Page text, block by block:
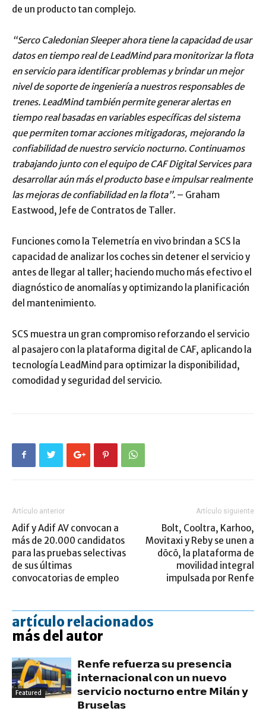
de un producto tan complejo.
“Serco Caledonian Sleeper ahora tiene la capacidad de usar
datos en tiempo real de LeadMind para monitorizar la flota
en servicio para identificar problemas y brindar un mejor
nivel de soporte de ingeniería a nuestros responsables de
trenes. LeadMind también permite generar alertas en
tiempo real basadas en variables específicas del sistema
que permiten tomar acciones mitigadoras, mejorando la
confiabilidad de nuestro servicio nocturno. Continuamos
trabajando junto con el equipo de CAF Digital Services para
desarrollar aún más el producto base e impulsar realmente
las mejoras de confiabilidad en la flota”. – Graham
Eastwood, Jefe de Contratos de Taller.
Funciones como la Telemetría en vivo brindan a SCS la
capacidad de analizar los coches sin detener el servicio y
antes de llegar al taller; haciendo mucho más efectivo el
diagnóstico de anomalías y optimizando la planificación
del mantenimiento.
SCS muestra un gran compromiso reforzando el servicio
al pasajero con la plataforma digital de CAF, aplicando la
tecnología LeadMind para optimizar la disponibilidad,
comodidad y seguridad del servicio.
Artículo anterior
Adif y Adif AV convocan a
más de 20.000 candidatos
para las pruebas selectivas
de sus últimas
convocatorias de empleo
Artículo siguiente
Bolt, Cooltra, Karhoo,
Movitaxi y Reby se unen a
dōcō, la plataforma de
movilidad integral
impulsada por Renfe
artículo relacionados
más del autor
Featured
𝗥𝗲𝗻𝗳𝗲 𝗿𝗲𝗳𝘂𝗲𝗿𝘇𝗮 𝘀𝘂 𝗽𝗿𝗲𝘀𝗲𝗻𝗰𝗶𝗮
𝗶𝗻𝘁𝗲𝗿𝗻𝗮𝗰𝗶𝗼𝗻𝗮𝗹 𝗰𝗼𝗻 𝘂𝗻 𝗻𝘂𝗲𝘃𝗼
𝘀𝗲𝗿𝘃𝗶𝗰𝗶𝗼 𝗻𝗼𝗰𝘁𝘂𝗿𝗻𝗼 𝗲𝗻𝘁𝗿𝗲 𝗠𝗶𝗹𝗮́𝗻 𝘆
𝗕𝗿𝘂𝘀𝗲𝗹𝗮𝘀